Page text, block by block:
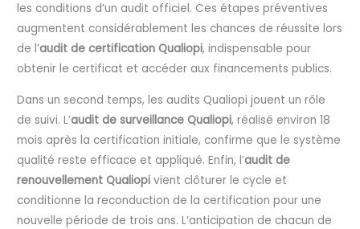
les conditions d’un audit officiel. Ces étapes préventives
augmentent considérablement les chances de réussite lors
de l’audit de certification Qualiopi, indispensable pour
obtenir le certificat et accéder aux financements publics.
Dans un second temps, les audits Qualiopi jouent un rôle
de suivi. L’audit de surveillance Qualiopi, réalisé environ 18
mois après la certification initiale, confirme que le système
qualité reste efficace et appliqué. Enfin, l’audit de
renouvellement Qualiopi vient clôturer le cycle et
conditionne la reconduction de la certification pour une
nouvelle période de trois ans. L’anticipation de chacun de